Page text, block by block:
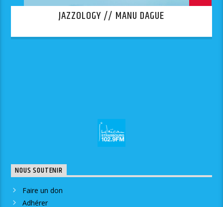
JAZZOLOGY // MANU DAGUE
NOUS SOUTENIR
Faire un don
Adhérer